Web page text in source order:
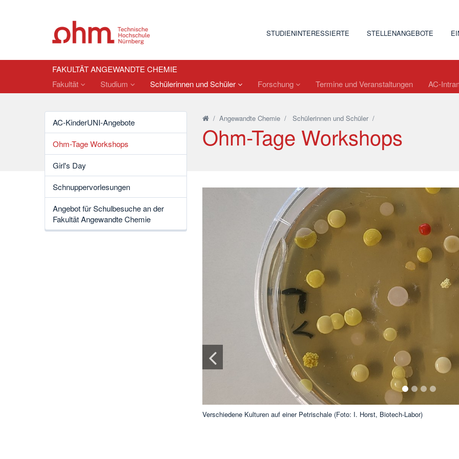
STUDIENINTERESSIERTE STELLENANGEBOTE
FAKULTÄT ANGEWANDTE CHEMIE
Fakultät
Studium Schülerinnen und Schüler Forschung Termine und Veranstaltungen AC-
AC-KinderUNI-Angebote
Ohm-Tage Workshops
Girl's Day
Schnuppervorlesungen
Angebot für Schulbesuche an der
Fakultät Angewandte Chemie
/ Angewandte Chemie/ Schülerinnen und Schüler/
Ohm-Tage Workshops
Verschiedene Kulturen auf einer Petrischale (Foto: I. Horst, Biotech-Labor)
1 2 3 4